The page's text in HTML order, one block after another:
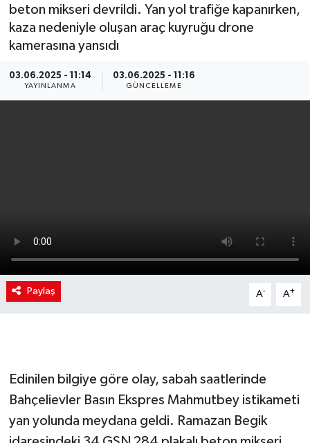
beton mikseri devrildi. Yan yol trafiğe kapanırken,
kaza nedeniyle oluşan araç kuyruğu drone
kamerasına yansıdı
03.06.2025 - 11:14
YAYINLANMA
03.06.2025 - 11:16
GÜNCELLEME
Paylaş A- A+
Edinilen bilgiye göre olay, sabah saatlerinde
Bahçelievler Basın Ekspres Mahmutbey istikameti
yan yolunda meydana geldi. Ramazan Begik